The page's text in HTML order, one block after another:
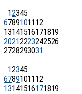
12345
6789101112
13141516171819
20212223242526
2728293031
12345
6789101112
13141516171819